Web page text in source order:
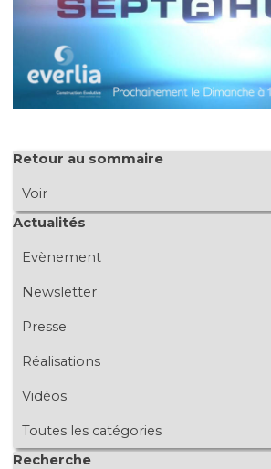
Sauter le bloc Retour au sommaire
Retour au sommaire
Voir
Sauter le bloc Actualités
Actualités
Evènement
Newsletter
Presse
Réalisations
Vidéos
Toutes les catégories
Sauter le bloc Recherche
Recherche